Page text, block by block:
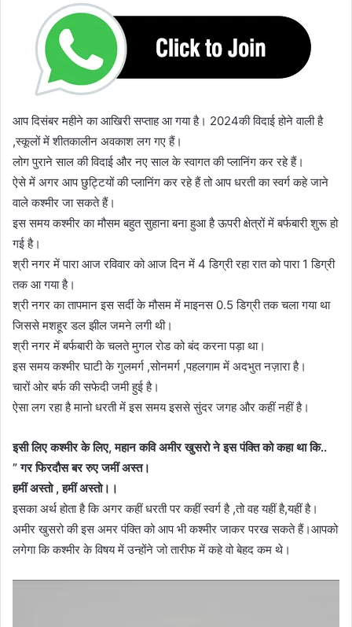
आप दिसंबर महीने का आखिरी सप्ताह आ गया है। 2024की विदाई होने वाली है
,स्कूलों में शीतकालीन अवकाश लग गए हैं।
लोग पुराने साल की विदाई और नए साल के स्वागत की प्लानिंग कर रहे हैं।
ऐसे में अगर आप छुट्टियों की प्लानिंग कर रहे हैं तो आप धरती का स्वर्ग कहे जाने
वाले कश्मीर जा सकते हैं।
इस समय कश्मीर का मौसम बहुत सुहाना बना हुआ है ऊपरी क्षेत्रों में बर्फबारी शुरू हो
गई है।
श्री नगर में पारा आज रविवार को आज दिन में 4 डिग्री रहा रात को पारा 1 डिग्री
तक आ गया है।
श्री नगर का तापमान इस सर्दी के मौसम में माइनस 0.5 डिग्री तक चला गया था
जिससे मशहूर डल झील जमने लगी थी।
श्री नगर में बर्फबारी के चलते मुगल रोड को बंद करना पड़ा था।
इस समय कश्मीर घाटी के गुलमर्ग ,सोनमर्ग ,पहलगाम में अदभुत नज़ारा है।
चारों ओर बर्फ की सफेदी जमी हुई है।
ऐसा लग रहा है मानो धरती में इस समय इससे सुंदर जगह और कहीं नहीं है।
इसी लिए कश्मीर के लिए, महान कवि अमीर खुसरो ने इस पंक्ति को कहा था कि..
” गर फिरदौस बर रुए जमीं अस्त।
हमीं अस्तो , हमीं अस्तो।।
इसका अर्थ होता है कि अगर कहीं धरती पर कहीं स्वर्ग है ,तो वह यहीं है,यहीं है।
अमीर खुसरो की इस अमर पंक्ति को आप भी कश्मीर जाकर परख सकते हैं।आपको
लगेगा कि कश्मीर के विषय में उन्होंने जो तारीफ में कहे वो बेहद कम थे।